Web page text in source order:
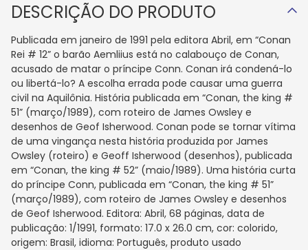
DESCRIÇÃO DO PRODUTO
Publicada em janeiro de 1991 pela editora Abril, em “Conan
Rei # 12” o barão Aemliius está no calabouço de Conan,
acusado de matar o príncipe Conn. Conan irá condená-lo
ou libertá-lo? A escolha errada pode causar uma guerra
civil na Aquilônia. História publicada em “Conan, the king #
51” (março/1989), com roteiro de James Owsley e
desenhos de Geof Isherwood. Conan pode se tornar vítima
de uma vingança nesta história produzida por James
Owsley (roteiro) e Geoff Isherwood (desenhos), publicada
em “Conan, the king # 52” (maio/1989). Uma história curta
do príncipe Conn, publicada em “Conan, the king # 51”
(março/1989), com roteiro de James Owsley e desenhos
de Geof Isherwood. Editora: Abril, 68 páginas, data de
publicação: 1/1991, formato: 17.0 x 26.0 cm, cor: colorido,
origem: Brasil, idioma: Português, produto usado